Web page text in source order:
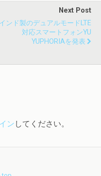
Next Post
インド製のデュアルモードLTE
対応スマートフォンYU
YUPHORIAを発表
ン してください。